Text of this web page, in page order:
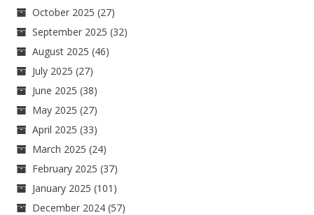
October 2025 (27)
September 2025 (32)
August 2025 (46)
July 2025 (27)
June 2025 (38)
May 2025 (27)
April 2025 (33)
March 2025 (24)
February 2025 (37)
January 2025 (101)
December 2024 (57)